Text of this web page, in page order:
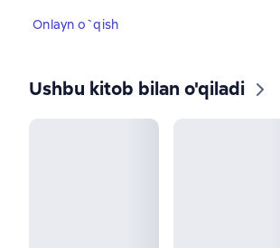
Onlayn o`qish
Ushbu kitob bilan o'qiladi